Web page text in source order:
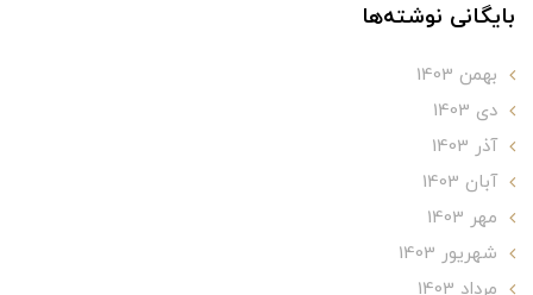
بایگانی نوشته‌ها
بهمن 1403
دی 1403
آذر 1403
آبان 1403
مهر 1403
شهریور 1403
مرداد 1403